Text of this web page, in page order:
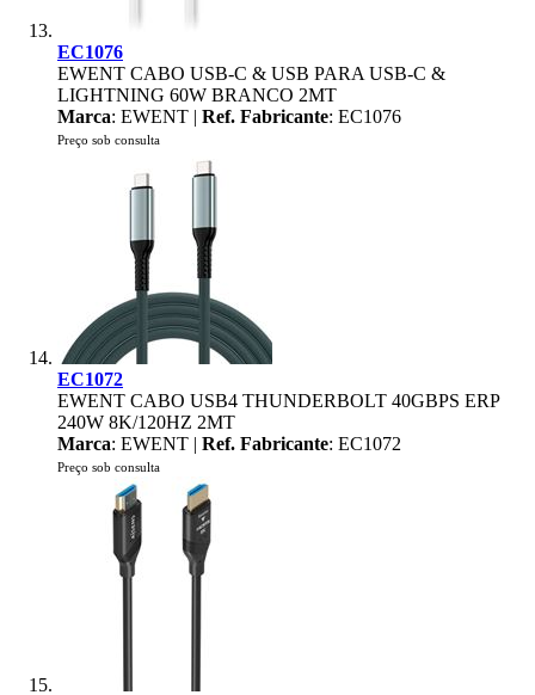
EC1076
EWENT CABO USB-C & USB PARA USB-C &
LIGHTNING 60W BRANCO 2MT
Marca: EWENT | Ref. Fabricante: EC1076
Preço sob consulta
EC1072
EWENT CABO USB4 THUNDERBOLT 40GBPS ERP
240W 8K/120HZ 2MT
Marca: EWENT | Ref. Fabricante: EC1072
Preço sob consulta